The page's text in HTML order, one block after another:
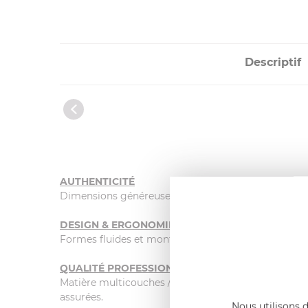
Descriptif
AUTHENTICITÉ
Dimensions généreuses, arrondi intérieur, bord
DESIGN & ERGONOMIE
Formes fluides et montures élégantes
QUALITÉ PROFESSIONNELLE & ROBUSTESSE
Matière multicouches /multimatériaux. Alliance
assurées.